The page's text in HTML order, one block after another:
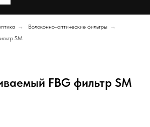
→ Волоконно-оптические фильтры →
SM
FBG фильтр SM